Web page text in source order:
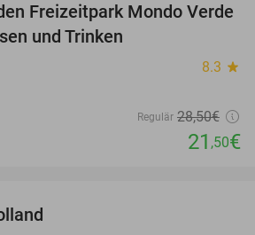
25%
Freizeitpark Mondo Verde
und Trinken
8.3 star
Regulär 28,50€
21 ,50€